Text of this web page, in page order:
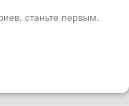
станьте первым.